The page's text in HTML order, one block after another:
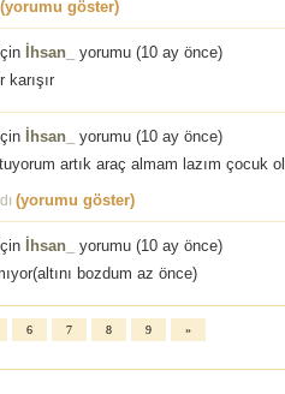
(yorumu göster)
İhsan_ yorumu (10 ay önce)
karışır
İhsan_ yorumu (10 ay önce)
artık araç almam lazım çocuk
(yorumu göster)
İhsan_ yorumu (10 ay önce)
bozdum az önce)
6 7 8 9 »